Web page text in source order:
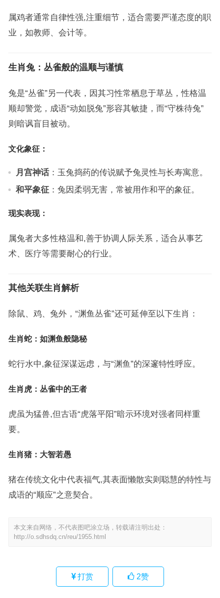
属鸡者通常自律性强,注重细节，适合需要严谨态度的职
业，如教师、会计等。
生肖兔：丛雀般的温顺与谨慎
兔是“丛雀”另一代表，因其习性常栖息于草丛，性格温
顺却警觉，成语“动如脱兔”形容其敏捷，而“守株待兔”
则暗讽盲目被动。
文化象征：
月宫神话：玉兔捣药的传说赋予兔灵性与长寿寓意。
和平象征：兔因柔弱无害，常被用作和平的象征。
现实表现：
属兔者大多性格温和,善于协调人际关系，适合从事艺
术、医疗等需要耐心的行业。
其他关联生肖解析
除鼠、鸡、兔外，“渊鱼丛雀”还可延伸至以下生肖：
生肖蛇：如渊鱼般隐秘
蛇行水中,象征深谋远虑，与“渊鱼”的深邃特性呼应。
生肖虎：丛雀中的王者
虎虽为猛兽,但古语“虎落平阳”暗示环境对强者同样重
要。
生肖猪：大智若愚
猪在传统文化中代表福气,其表面懒散实则聪慧的特性与
成语的“顺应”之意契合。
本文来自网络，不代表图吧涂立场，转载请注明出处：
http://o.sdhsdq.cn/reu/1955.html
打赏 2赞